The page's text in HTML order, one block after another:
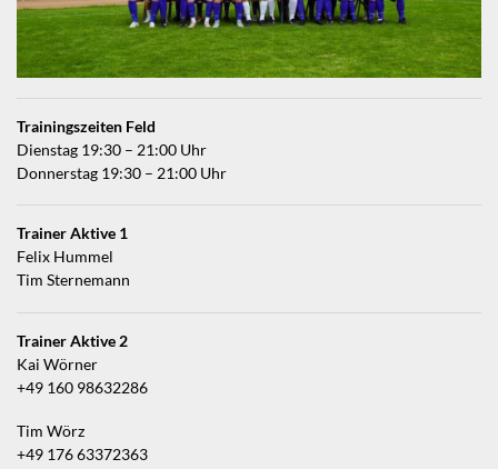
Trainingszeiten Feld
Dienstag 19:30 – 21:00 Uhr
Donnerstag 19:30 – 21:00 Uhr
Trainer Aktive 1
Felix Hummel
Tim Sternemann
Trainer Aktive 2
Kai Wörner
+49 160 98632286
Tim Wörz
+49 176 63372363